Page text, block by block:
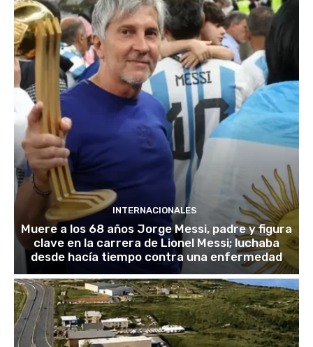
INTERNACIONALES
Muere a los 68 años Jorge Messi, padre y figura
clave en la carrera de Lionel Messi; luchaba
desde hacía tiempo contra una enfermedad